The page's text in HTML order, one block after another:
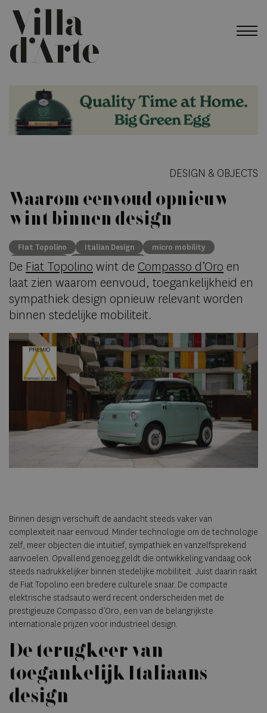
DESIGN & OBJECTS
Waarom eenvoud opnieuw
wint binnen design
FIat Topolino Italian Design
micro mobility
urban living
Compasso d'Oro
De Fiat Topolino wint de Compasso d’Oro en
laat zien waarom eenvoud, toegankelijkheid en
sympathiek design opnieuw relevant worden
binnen stedelijke mobiliteit.
Binnen design verschuift de aandacht steeds vaker van
complexiteit naar eenvoud. Minder technologie om de technologie
zelf, meer objecten die intuïtief, sympathiek en vanzelfsprekend
aanvoelen. Opvallend genoeg geldt die ontwikkeling vandaag ook
steeds nadrukkelijker binnen stedelijke mobiliteit. Juist daarin raakt
de Fiat Topolino een bredere culturele snaar. De compacte
elektrische stadsauto werd recent onderscheiden met de
prestigieuze Compasso d’Oro, een van de belangrijkste
internationale prijzen voor industrieel design.
De terugkeer van
toegankelijk Italiaans
design